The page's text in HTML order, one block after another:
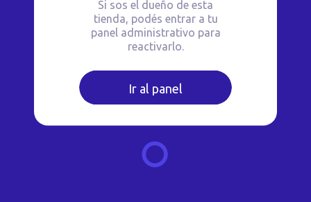
Si sos el dueño de esta
tienda, podés entrar a tu
panel administrativo para
reactivarlo.
Ir al panel